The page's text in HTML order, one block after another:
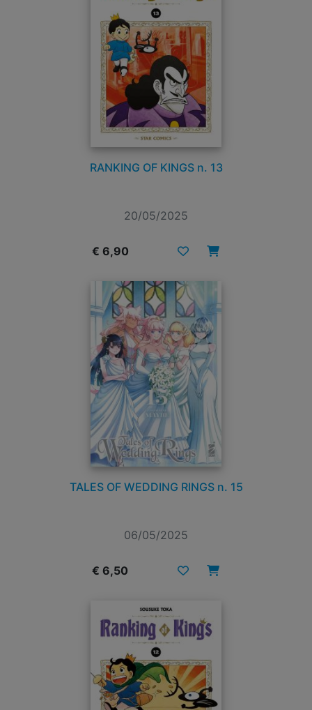
RANKING OF KINGS n. 13
20/05/2025
€ 6,90
TALES OF WEDDING RINGS n. 15
06/05/2025
€ 6,50